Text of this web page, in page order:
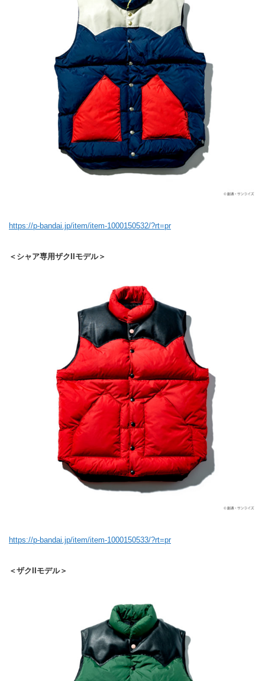
https://p-bandai.jp/item/item-1000150532/?rt=pr
＜シャア専用ザクIIモデル＞
https://p-bandai.jp/item/item-1000150533/?rt=pr
＜ザクIIモデル＞